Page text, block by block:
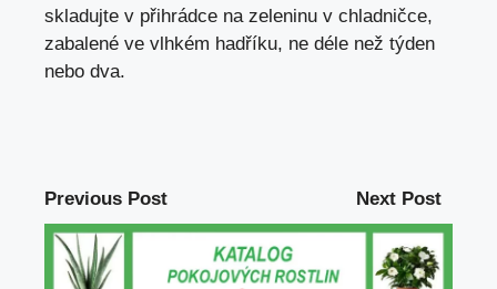
skladujte v přihrádce na zeleninu v chladničce,
zabalené ve vlhkém hadříku, ne déle než týden
nebo dva.
Previous Post Next Post